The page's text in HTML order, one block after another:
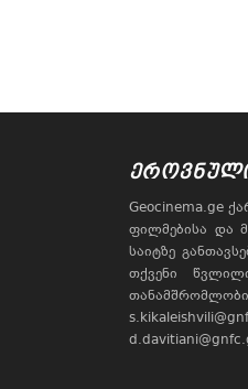
Geocinema.ge
ფილმებისა და
საიტზე
თქვენი